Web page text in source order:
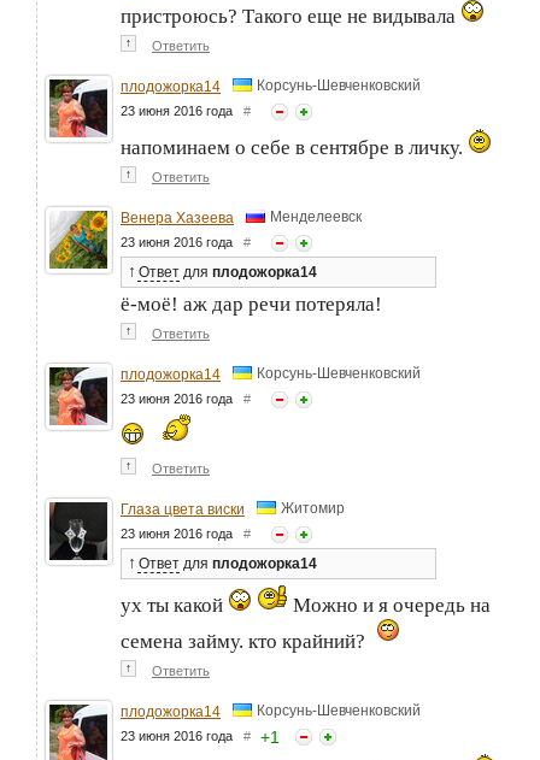
пристроюсь? Такого еще не видывала
↑ Ответить
плодожорка14 Корсунь-Шевченковский
23 июня 2016 года #
напоминаем о себе в сентябре в личку.
↑ Ответить
Венера Хазеева Менделеевск
23 июня 2016 года #
↑ Ответ для плодожорка14
ё-моё! аж дар речи потеряла!
↑ Ответить
плодожорка14 Корсунь-Шевченковский
23 июня 2016 года #
↑ Ответить
Глаза цвета виски Житомир
23 июня 2016 года #
↑ Ответ для плодожорка14
ух ты какой
Можно и я очередь на
семена займу. кто крайний?
↑ Ответить
плодожорка14 Корсунь-Шевченковский
23 июня 2016 года # +1